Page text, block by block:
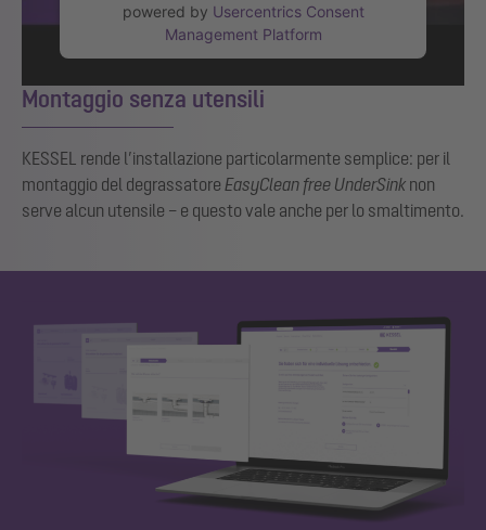
powered by Usercentrics Consent
Management Platform
Montaggio senza utensili
KESSEL rende l’installazione particolarmente semplice: per il
montaggio del degrassatore EasyClean free UnderSink non
serve alcun utensile – e questo vale anche per lo smaltimento.